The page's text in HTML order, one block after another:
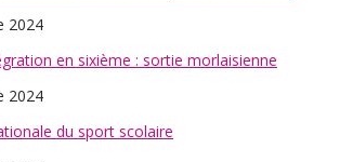
2024
en sixième : sortie morlaisienne
2024
du sport scolaire